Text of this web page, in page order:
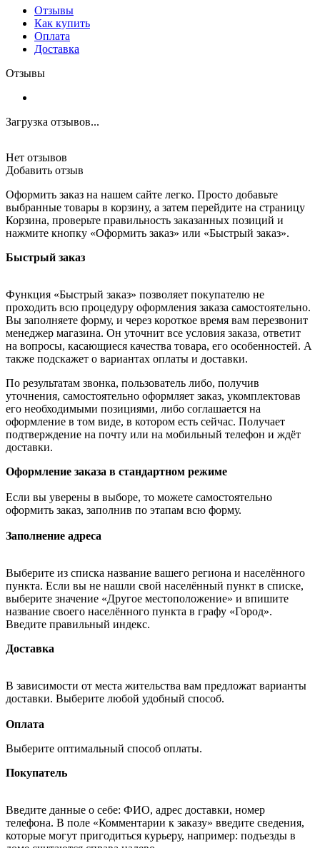
Отзывы
Как купить
Оплата
Доставка
Отзывы
Загрузка отзывов...
Нет отзывов
Добавить отзыв
Оформить заказ на нашем сайте легко. Просто добавьте
выбранные товары в корзину, а затем перейдите на страницу
Корзина, проверьте правильность заказанных позиций и
нажмите кнопку «Оформить заказ» или «Быстрый заказ».
Быстрый заказ
Функция «Быстрый заказ» позволяет покупателю не
проходить всю процедуру оформления заказа самостоятельно.
Вы заполняете форму, и через короткое время вам перезвонит
менеджер магазина. Он уточнит все условия заказа, ответит
на вопросы, касающиеся качества товара, его особенностей. А
также подскажет о вариантах оплаты и доставки.
По результатам звонка, пользователь либо, получив
уточнения, самостоятельно оформляет заказ, укомплектовав
его необходимыми позициями, либо соглашается на
оформление в том виде, в котором есть сейчас. Получает
подтверждение на почту или на мобильный телефон и ждёт
доставки.
Оформление заказа в стандартном режиме
Если вы уверены в выборе, то можете самостоятельно
оформить заказ, заполнив по этапам всю форму.
Заполнение адреса
Выберите из списка название вашего региона и населённого
пункта. Если вы не нашли свой населённый пункт в списке,
выберите значение «Другое местоположение» и впишите
название своего населённого пункта в графу «Город».
Введите правильный индекс.
Доставка
В зависимости от места жительства вам предложат варианты
доставки. Выберите любой удобный способ.
Оплата
Выберите оптимальный способ оплаты.
Покупатель
Введите данные о себе: ФИО, адрес доставки, номер
телефона. В поле «Комментарии к заказу» введите сведения,
которые могут пригодиться курьеру, например: подъезды в